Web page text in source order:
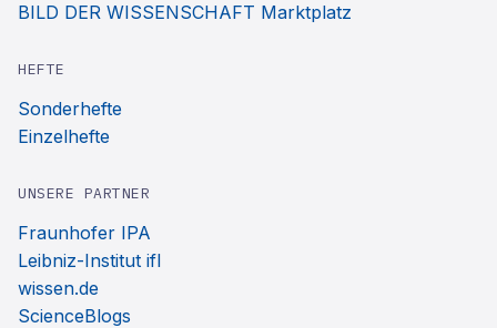
BILD DER WISSENSCHAFT Marktplatz
HEFTE
Sonderhefte
Einzelhefte
UNSERE PARTNER
Fraunhofer IPA
Leibniz-Institut ifl
wissen.de
ScienceBlogs